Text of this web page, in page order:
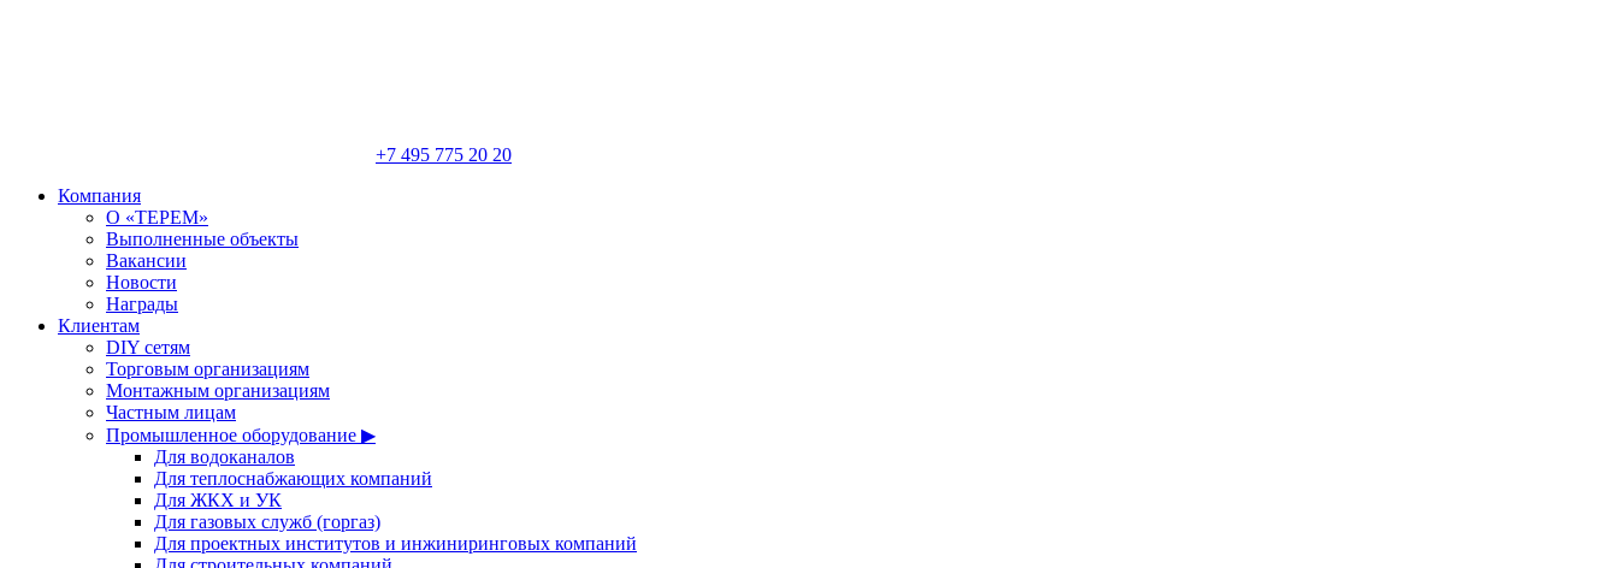
+7 495 775 20 20
Компания
О «ТЕРЕМ»
Выполненные объекты
Вакансии
Новости
Награды
Клиентам
DIY сетям
Торговым организациям
Монтажным организациям
Частным лицам
Промышленное оборудование ▶
Для водоканалов
Для теплоснабжающих компаний
Для ЖКХ и УК
Для газовых служб (горгаз)
Для проектных институтов и инжиниринговых компаний